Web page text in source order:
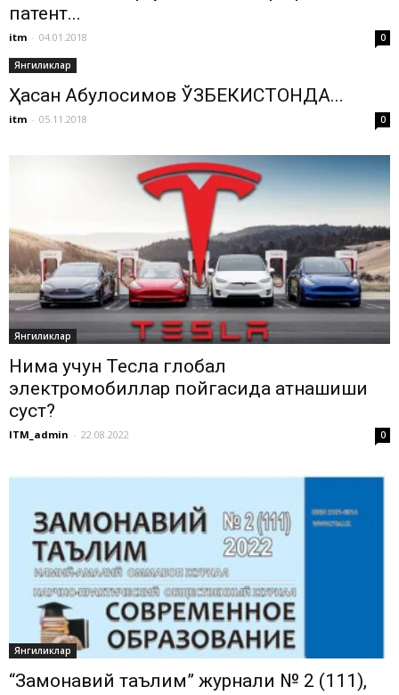
патент...
itm - 04.01.2018 0
Янгиликлар
Ҳасан Абулқосимов ЎЗБЕКИСТОНДА...
itm - 05.11.2018 0
Янгиликлар
Нима учун Тесла глобал
электромобиллар пойгасида қатнашиши
суст?
ITM_admin - 22.08.2022 0
Янгиликлар
“Замонавий таълим” журнали № 2 (111),